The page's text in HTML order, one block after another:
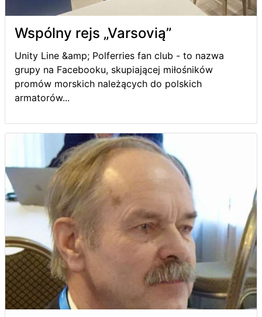
Wspólny rejs „Varsovią”
Unity Line &amp; Polferries fan club - to nazwa
grupy na Facebooku, skupiającej miłośników
promów morskich należących do polskich
armatorów...